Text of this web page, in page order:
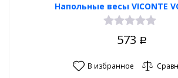
Напольные весы VICONTE
573 Р
В избранное